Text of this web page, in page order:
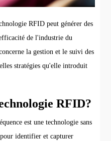
RFID peut générer des
de l'industrie du
la gestion et le suivi des
stratégies qu'elle introduit
RFID?
est une technologie sans
identifier et capturer